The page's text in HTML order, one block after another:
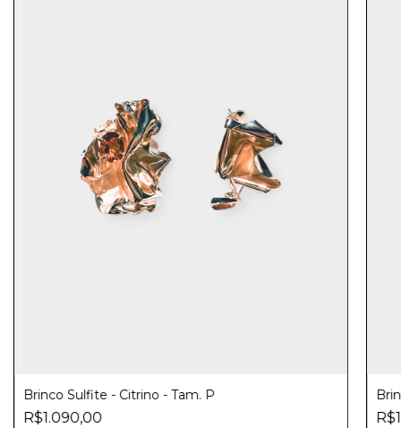
Brinco Sulfite - Citrino - Tam. P
R$1.090,00